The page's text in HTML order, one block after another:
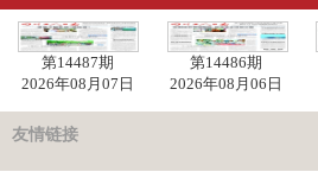
第14487期
2026年08月07日
第14486期
2026年08月06日
友情链接